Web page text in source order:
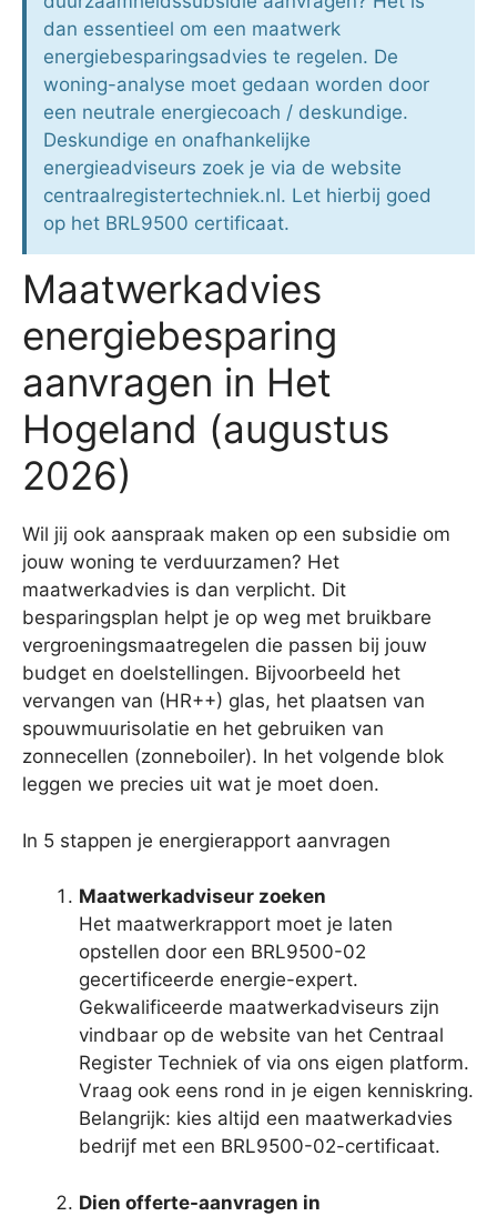
dan essentieel om een maatwerk
energiebesparingsadvies te regelen. De
woning-analyse moet gedaan worden door
een neutrale energiecoach / deskundige.
Deskundige en onafhankelijke
energieadviseurs zoek je via de website
centraalregistertechniek.nl. Let hierbij goed
op het BRL9500 certificaat.
Maatwerkadvies
energiebesparing
aanvragen in Het
Hogeland (augustus
2026)
Wil jij ook aanspraak maken op een subsidie om
jouw woning te verduurzamen? Het
maatwerkadvies is dan verplicht. Dit
besparingsplan helpt je op weg met bruikbare
vergroeningsmaatregelen die passen bij jouw
budget en doelstellingen. Bijvoorbeeld het
vervangen van (HR++) glas, het plaatsen van
spouwmuurisolatie en het gebruiken van
zonnecellen (zonneboiler). In het volgende blok
leggen we precies uit wat je moet doen.
In 5 stappen je energierapport aanvragen
Maatwerkadviseur zoeken
Het maatwerkrapport moet je laten
opstellen door een BRL9500-02
gecertificeerde energie-expert.
Gekwalificeerde maatwerkadviseurs zijn
vindbaar op de website van het Centraal
Register Techniek of via ons eigen platform.
Vraag ook eens rond in je eigen kenniskring.
Belangrijk: kies altijd een maatwerkadvies
bedrijf met een BRL9500-02-certificaat.
Dien offerte-aanvragen in